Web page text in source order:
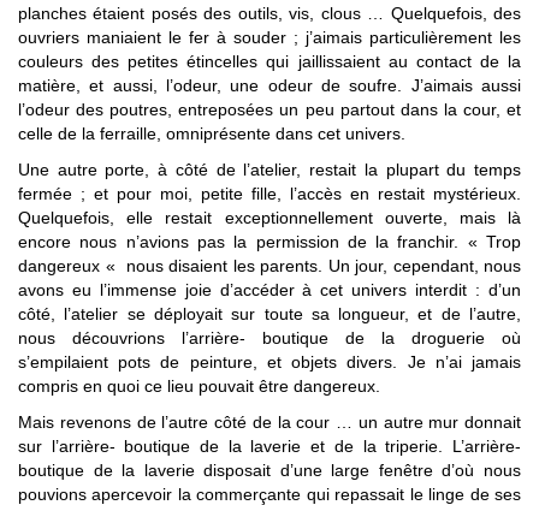
planches étaient posés des outils, vis, clous … Quelquefois, des
ouvriers maniaient le fer à souder ; j’aimais particulièrement les
couleurs des petites étincelles qui jaillissaient au contact de la
matière, et aussi, l’odeur, une odeur de soufre. J’aimais aussi
l’odeur des poutres, entreposées un peu partout dans la cour, et
celle de la ferraille, omniprésente dans cet univers.
Une autre porte, à côté de l’atelier, restait la plupart du temps
fermée ; et pour moi, petite fille, l’accès en restait mystérieux.
Quelquefois, elle restait exceptionnellement ouverte, mais là
encore nous n’avions pas la permission de la franchir. « Trop
dangereux « nous disaient les parents. Un jour, cependant, nous
avons eu l’immense joie d’accéder à cet univers interdit : d’un
côté, l’atelier se déployait sur toute sa longueur, et de l’autre,
nous découvrions l’arrière- boutique de la droguerie où
s’empilaient pots de peinture, et objets divers. Je n’ai jamais
compris en quoi ce lieu pouvait être dangereux.
Mais revenons de l’autre côté de la cour … un autre mur donnait
sur l’arrière- boutique de la laverie et de la triperie. L’arrière-
boutique de la laverie disposait d’une large fenêtre d’où nous
pouvions apercevoir la commerçante qui repassait le linge de ses